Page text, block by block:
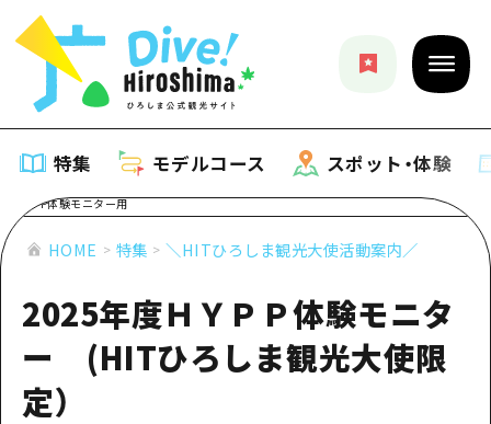
特集 モデルコース スポット・体験
特集
特集一覧
おすすめ
モデルコース
モデルコース一覧
スポット・体験
HOME 特集 ＼HITひろしま観光大使活動案内／
2025年度ＨＹＰＰ体験モニタ
ー (HITひろしま観光大使限
定）